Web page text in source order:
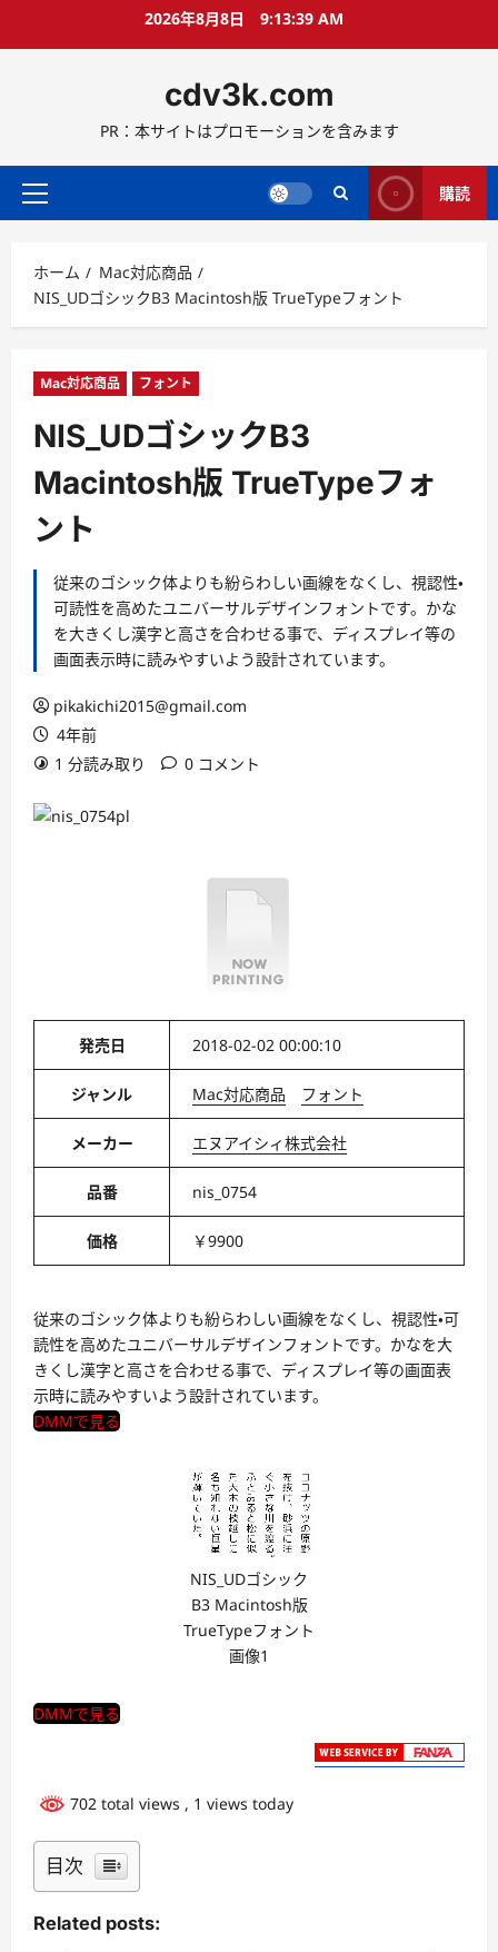
ス
ッ
2026年8月8日 9:13:40 AM
cdv3k.com
PR：本サイトはプロモーションを含みます
メ
メ
ニ
ュ
購読
ホーム
Mac対応商品
NIS_UDゴシックB3 Macintosh版 TrueTypeフォント
Mac対応商品 フォント
NIS_UDゴシックB3
Macintosh版 TrueTypeフォ
ント
従来のゴシック体よりも紛らわしい画線をなくし、視認性・
可読性を高めたユニバーサルデザインフォントです。かな
を大きくし漢字と高さを合わせる事で、ディスプレイ等の
画面表示時に読みやすいよう設計されています。
pikakichi2015@gmail.com
4年前
1 分読み取り
0 コメント
発売日 2018-02-02 00:00:10
ジャンル Mac対応商品 フォント
メーカー エヌアイシィ株式会社
品番 nis_0754
価格 ￥9900
従来のゴシック体よりも紛らわしい画線をなくし、視認性・可
読性を高めたユニバーサルデザインフォントです。かなを大
きくし漢字と高さを合わせる事で、ディスプレイ等の画面表
示時に読みやすいよう設計されています。
DMMで見る
NIS_UDゴシック
B3 Macintosh版
TrueTypeフォント
画像1
DMMで見る
702 total views , 1 views today
目次
Related posts: